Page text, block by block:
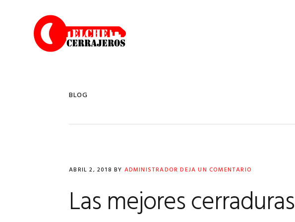
navegación
contenido
BLOG
ABRIL 2, 2018 BY ADMINISTRADOR DEJA UN COMENTARIO
Las mejores cerraduras